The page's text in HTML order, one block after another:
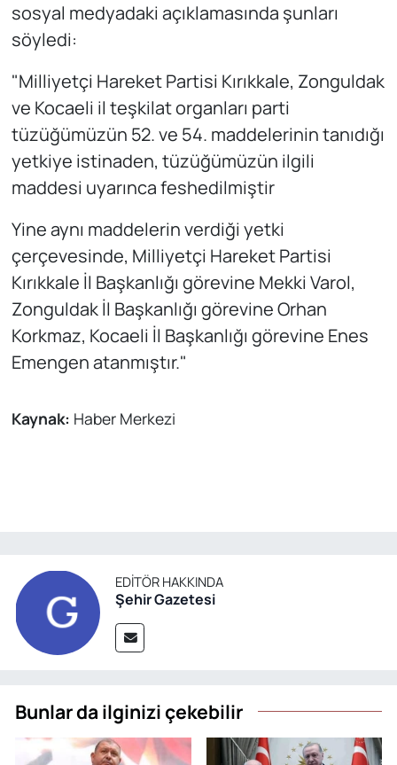
sosyal medyadaki açıklamasında şunları
söyledi:
"Milliyetçi Hareket Partisi Kırıkkale, Zonguldak
ve Kocaeli il teşkilat organları parti
tüzüğümüzün 52. ve 54. maddelerinin tanıdığı
yetkiye istinaden, tüzüğümüzün ilgili
maddesi uyarınca feshedilmiştir
Yine aynı maddelerin verdiği yetki
çerçevesinde, Milliyetçi Hareket Partisi
Kırıkkale İl Başkanlığı görevine Mekki Varol,
Zonguldak İl Başkanlığı görevine Orhan
Korkmaz, Kocaeli İl Başkanlığı görevine Enes
Emengen atanmıştır."
Kaynak: Haber Merkezi
EDITÖR HAKKINDA
Şehir Gazetesi
Bunlar da ilginizi çekebilir